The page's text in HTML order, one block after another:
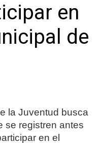
en
de
la Juventud busca
se registren antes
en el